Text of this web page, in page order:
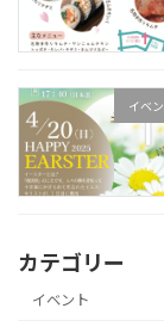
イベ
カテゴリー
イベント